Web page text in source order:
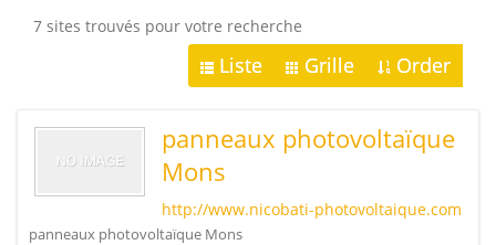
7 sites trouvés pour votre recherche
Liste Grille Order
panneaux photovoltaïque
Mons
http://www.nicobati-photovoltaique.com
panneaux photovoltaïque Mons